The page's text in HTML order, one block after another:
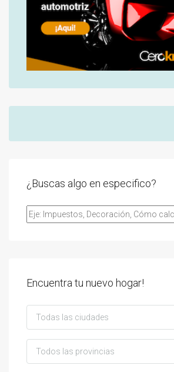
¿Buscas algo en especifico?
Encuentra tu nuevo hogar!
Todas las ciudades
Todos las provincias